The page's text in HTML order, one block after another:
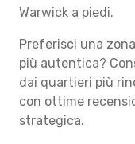
Warwick a piedi.
Preferisci una
più autentica?
dai quartieri più
con ottime
strategica.